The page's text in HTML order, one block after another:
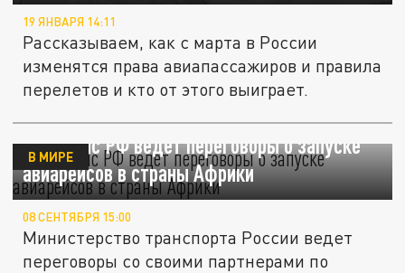
19 ЯНВАРЯ 14:11
Рассказываем, как с марта в России
изменятся права авиапассажиров и правила
перелетов и кто от этого выиграет.
Минтранс РФ ведет переговоры о запуске
авиарейсов в страны Африки
В МИРЕ
08 СЕНТЯБРЯ 15:00
Министерство транспорта России ведет
переговоры со своими партнерами по